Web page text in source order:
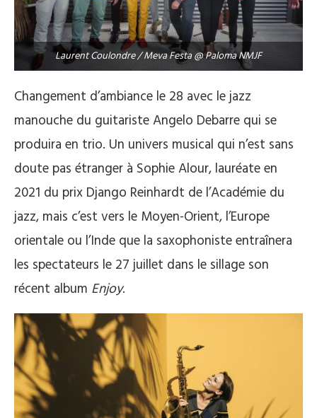
Laurent Coulondre / Meva Festa @ Paloma NMJF
Changement d’ambiance le 28 avec le jazz
manouche du guitariste Angelo Debarre qui se
produira en trio. Un univers musical qui n’est sans
doute pas étranger à Sophie Alour, lauréate en
2021 du prix Django Reinhardt de l’Académie du
jazz, mais c’est vers le Moyen-Orient, l’Europe
orientale ou l’Inde que la saxophoniste entraînera
les spectateurs le 27 juillet dans le sillage son
récent album Enjoy.